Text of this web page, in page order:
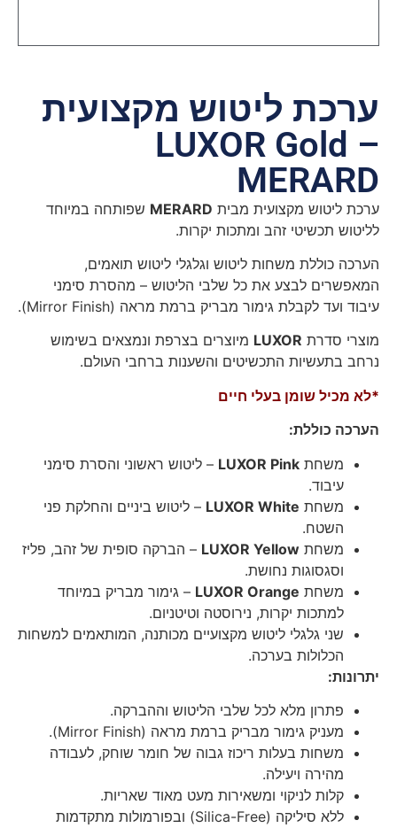
ערכת ליטוש מקצועית
LUXOR Gold –
MERARD
ערכת ליטוש מקצועית מבית MERARD שפותחה במיוחד
לליטוש תכשיטי זהב ומתכות יקרות.
הערכה כוללת משחות ליטוש וגלגלי ליטוש תואמים,
המאפשרים לבצע את כל שלבי הליטוש – מהסרת סימני
עיבוד ועד לקבלת גימור מבריק ברמת מראה (Mirror Finish).
מוצרי סדרת LUXOR מיוצרים בצרפת ונמצאים בשימוש
נרחב בתעשיות התכשיטים והשענות ברחבי העולם.
*לא מכיל שומן בעלי חיים
הערכה כוללת:
משחת LUXOR Pink – ליטוש ראשוני והסרת סימני
עיבוד.
משחת LUXOR White – ליטוש ביניים והחלקת פני
השטח.
משחת LUXOR Yellow – הברקה סופית של זהב, פליז
וסגסוגות נחושת.
משחת LUXOR Orange – גימור מבריק במיוחד
למתכות יקרות, נירוסטה וטיטניום.
שני גלגלי ליטוש מקצועיים מכותנה, המותאמים למשחות
הכלולות בערכה.
יתרונות:
פתרון מלא לכל שלבי הליטוש וההברקה.
מעניק גימור מבריק ברמת מראה (Mirror Finish).
משחות בעלות ריכוז גבוה של חומר שוחק, לעבודה
מהירה ויעילה.
קלות לניקוי ומשאירות מעט מאוד שאריות.
ללא סיליקה (Silica-Free) ובפורמולות מתקדמות